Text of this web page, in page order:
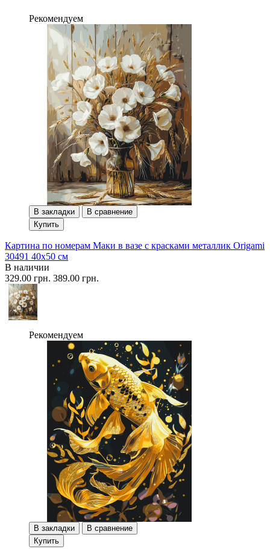
Рекомендуем
В закладки
В сравнение
Купить
Картина по номерам Маки в вазе с красками металлик Origami
30491 40x50 см
В наличии
329.00 грн. 389.00 грн.
Рекомендуем
В закладки
В сравнение
Купить